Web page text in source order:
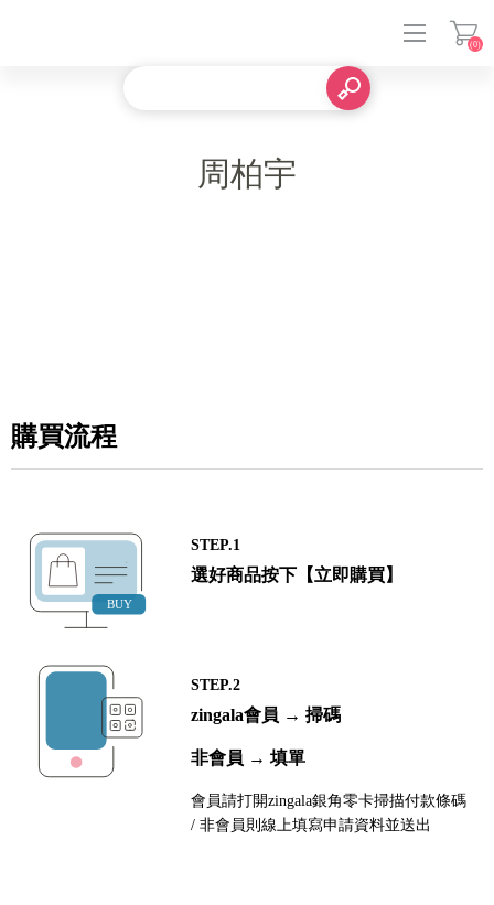
(0)
周柏宇
購買流程
STEP.1
選好商品按下【立即購買】
STEP.2
zingala會員 → 掃碼
非會員 → 填單
會員請打開zingala銀角零卡掃描付款條碼
/ 非會員則線上填寫申請資料並送出